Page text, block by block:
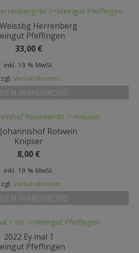
Herrenberg
Pfeffingen
33,00 €
inkl. 19 % MwSt.
Versandkosten
WARENKORB
Rotwein
Knipser
8,00 €
inkl. 19 % MwSt.
Versandkosten
WARENKORB
2022 Ey mal 1
Pfeffingen